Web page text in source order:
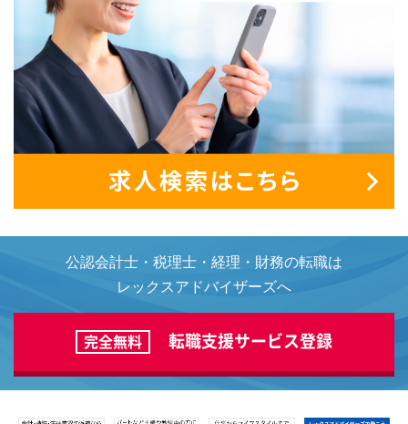
公認会計士・税理士・経理・財務の転職は
レックスアドバイザーズへ
完全無料 転職支援サービス登録